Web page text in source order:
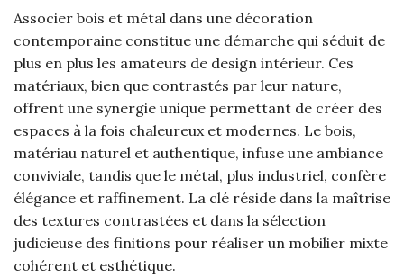
Associer bois et métal dans une décoration
contemporaine constitue une démarche qui séduit de
plus en plus les amateurs de design intérieur. Ces
matériaux, bien que contrastés par leur nature,
offrent une synergie unique permettant de créer des
espaces à la fois chaleureux et modernes. Le bois,
matériau naturel et authentique, infuse une ambiance
conviviale, tandis que le métal, plus industriel, confère
élégance et raffinement. La clé réside dans la maîtrise
des textures contrastées et dans la sélection
judicieuse des finitions pour réaliser un mobilier mixte
cohérent et esthétique.